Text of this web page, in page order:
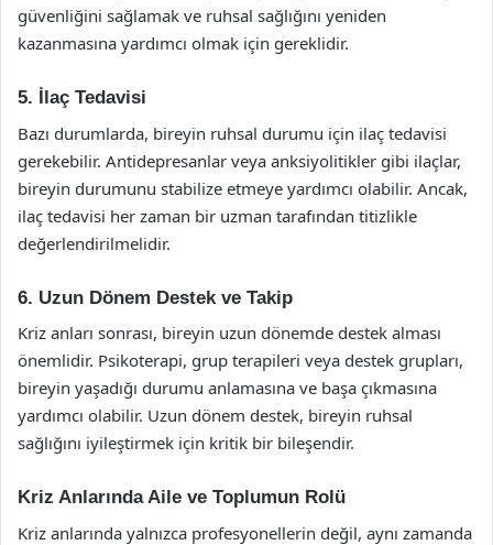
güvenliğini sağlamak ve ruhsal sağlığını yeniden
kazanmasına yardımcı olmak için gereklidir.
5. İlaç Tedavisi
Bazı durumlarda, bireyin ruhsal durumu için ilaç tedavisi
gerekebilir. Antidepresanlar veya anksiyolitikler gibi ilaçlar,
bireyin durumunu stabilize etmeye yardımcı olabilir. Ancak,
ilaç tedavisi her zaman bir uzman tarafından titizlikle
değerlendirilmelidir.
6. Uzun Dönem Destek ve Takip
Kriz anları sonrası, bireyin uzun dönemde destek alması
önemlidir. Psikoterapi, grup terapileri veya destek grupları,
bireyin yaşadığı durumu anlamasına ve başa çıkmasına
yardımcı olabilir. Uzun dönem destek, bireyin ruhsal
sağlığını iyileştirmek için kritik bir bileşendir.
Kriz Anlarında Aile ve Toplumun Rolü
Kriz anlarında yalnızca profesyonellerin değil, aynı zamanda